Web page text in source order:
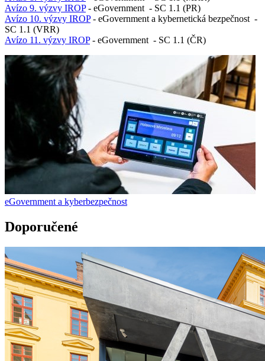
Avízo 9. výzvy IROP- eGovernment - SC 1.1 (PR)
Avízo 10. výzvy IROP- eGovernment a kybernetická bezpečnost -
SC 1.1 (VRR)
Avízo 11. výzvy IROP- eGovernment - SC 1.1 (ČR)
eGovernment a kyberbezpečnost
Doporučené